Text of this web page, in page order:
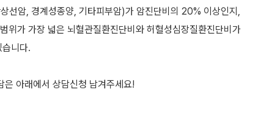
선암, 경계성종양, 기타피부암)가 암진단비의 20% 이상인지,
위가 가장 넓은 뇌혈관질환진단비와 허혈성심장질환진단비가
니다.